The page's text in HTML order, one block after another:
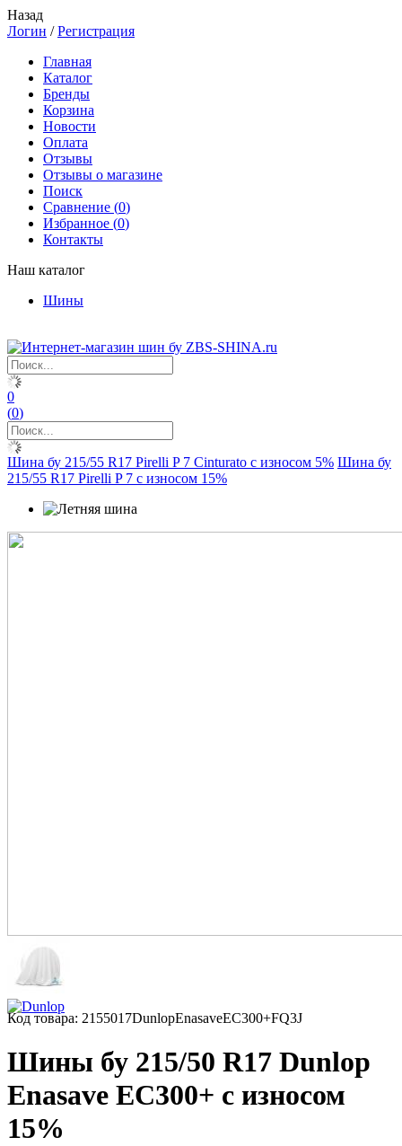
Назад
Логин /Регистрация
Главная
Каталог
Бренды
Корзина
Новости
Оплата
Отзывы
Отзывы о магазине
Поиск
Сравнение (0)
Избранное (0)
Контакты
Наш каталог
Шины
0
(0)
Шина бу 215/55 R17 Pirelli P 7 Cinturato с износом 5% Шина бу
215/55 R17 Pirelli P 7 с износом 15%
Код товара: 2155017DunlopEnasaveEC300+FQ3J
Шины бу 215/50 R17 Dunlop
Enasave EC300+ с износом
15%